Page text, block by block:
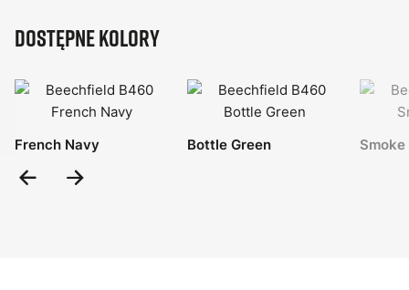
Dostępne kolory
French Navy Bottle Green
Previous